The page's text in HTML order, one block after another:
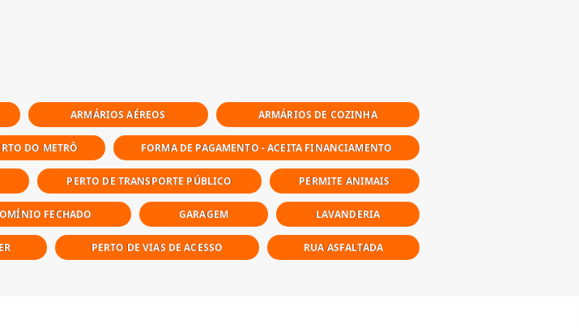
ARMÁRIOS AÉREOS ARMÁRIOS DE COZINHA
DO METRÔ FORMA DE PAGAMENTO - ACEITA FINANCIAMENTO
PERTO DE TRANSPORTE PÚBLICO PERMITE ANIMAIS
FECHADO GARAGEM LAVANDERIA
PERTO DE VIAS DE ACESSO RUA ASFALTADA